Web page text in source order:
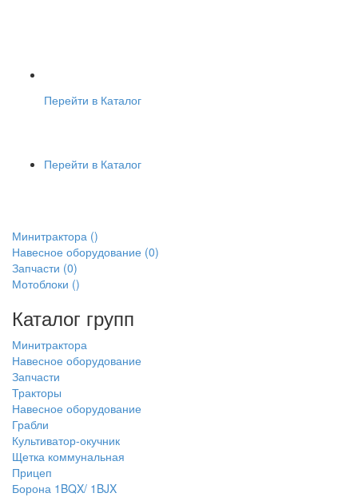
Перейти в Каталог
Перейти в Каталог
Минитрактора ()
Навесное оборудование (0)
Запчасти (0)
Мотоблоки ()
Каталог групп
Минитрактора
Навесное оборудование
Запчасти
Тракторы
Навесное оборудование
Грабли
Культиватор-окучник
Щетка коммунальная
Прицеп
Борона 1BQX/ 1BJX